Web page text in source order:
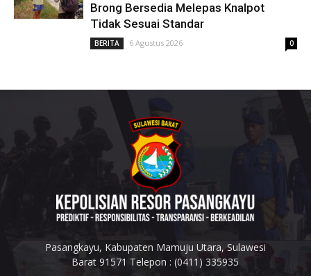
Brong Bersedia Melepas Knalpot
Tidak Sesuai Standar
BERITA 6 Agustus 2026 0
Pasangkayu, Kabupaten Mamuju Utara, Sulawesi
Barat 91571 Telepon : (0411) 335935